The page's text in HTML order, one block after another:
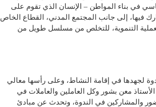
في بناء المواطن – الإنسان الذي تقوم على
فيها، إلى جانب المجتمع المدني، القطاع الخاص
التنموية، للتخلص من مسلسل طويل من
لجهدها في إقامة النشاط، وعلى رأسها معالي
معن بشور وكل العاملين والعاملات في
والمشاركين في الندوة، وتحدث عن مبادئ